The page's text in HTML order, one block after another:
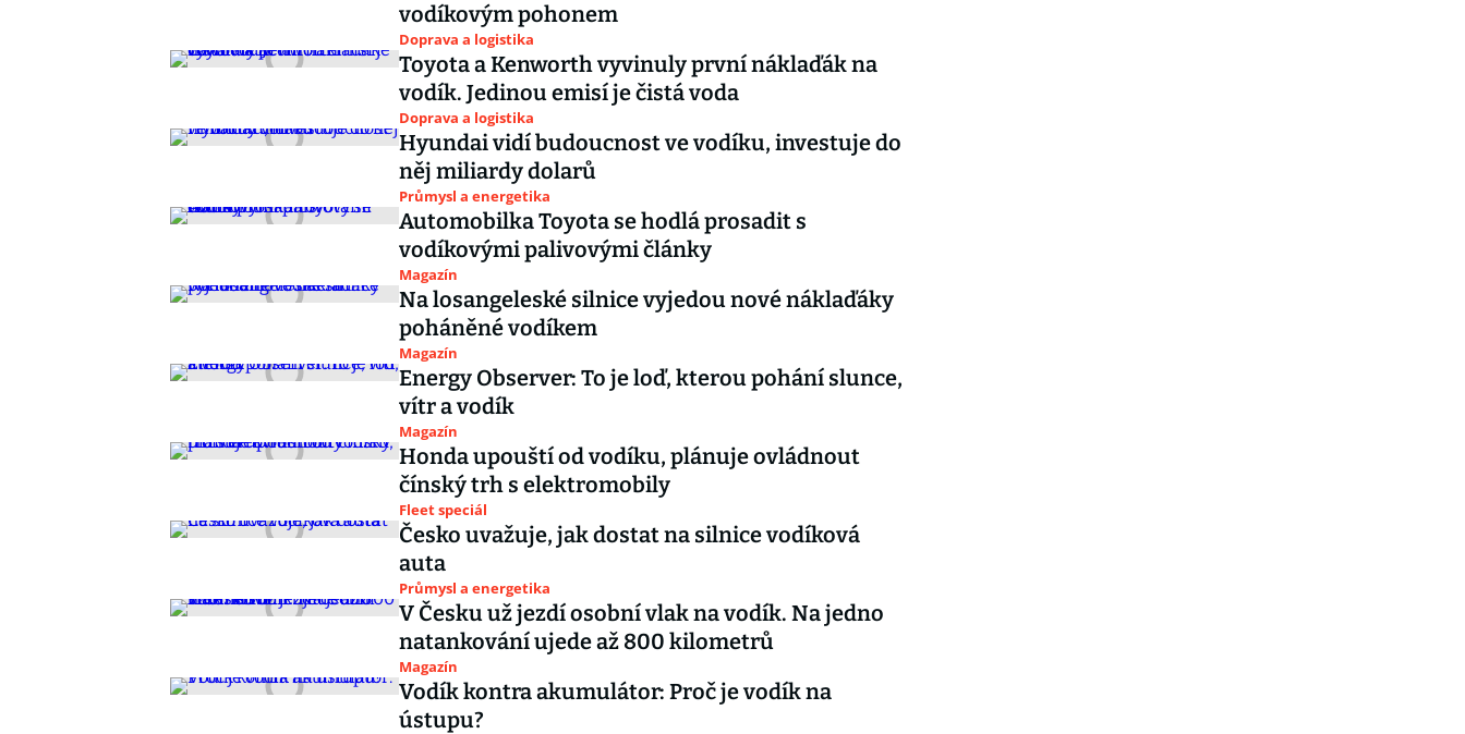
vodíkovým pohonem
Doprava a logistika
Toyota a Kenworth vyvinuly první náklaďák na
vodík. Jedinou emisí je čistá voda
Doprava a logistika
Hyundai vidí budoucnost ve vodíku, investuje do
něj miliardy dolarů
Průmysl a energetika
Automobilka Toyota se hodlá prosadit s
vodíkovými palivovými články
Magazín
Na losangeleské silnice vyjedou nové náklaďáky
poháněné vodíkem
Magazín
Energy Observer: To je loď, kterou pohání slunce,
vítr a vodík
Magazín
Honda upouští od vodíku, plánuje ovládnout
čínský trh s elektromobily
Fleet speciál
Česko uvažuje, jak dostat na silnice vodíková
auta
Průmysl a energetika
V Česku už jezdí osobní vlak na vodík. Na jedno
natankování ujede až 800 kilometrů
Magazín
Vodík kontra akumulátor: Proč je vodík na
ústupu?